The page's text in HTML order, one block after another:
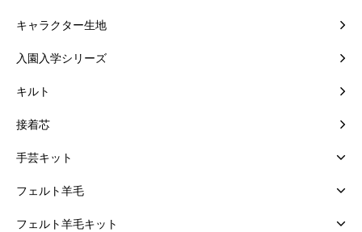
キャラクター生地
入園入学シリーズ
キルト
接着芯
手芸キット
フェルト羊毛
フェルト羊毛キット